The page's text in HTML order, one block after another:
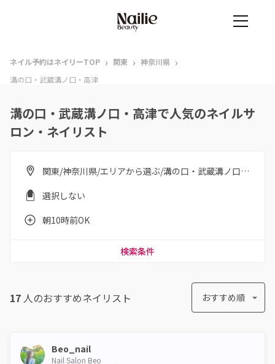
ネイル予約はネイリーTOP › 関東 › 神奈川県 ›
溝の口・武蔵溝ノ口・高津
溝の口・武蔵溝ノ口・高津で人気のネイルサ
ロン・ネイリスト
関東/神奈川県/エリアから選ぶ/溝の口・武蔵溝ノ口・高津
選択しない
朝10時前OK
検索条件
17 人のおすすめネイリスト おすすめ順
Beo_nail
Nail Salon Beo